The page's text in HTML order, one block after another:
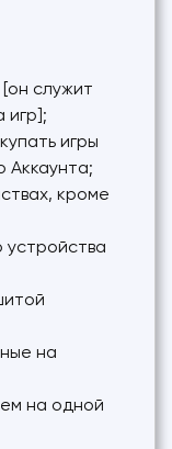
[он служит
игр];
игры
Аккаунта;
кроме
устройства
на
на одной